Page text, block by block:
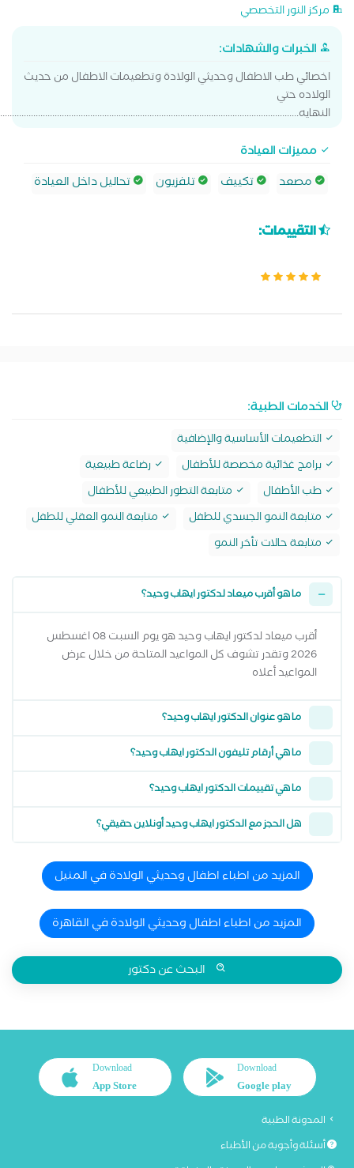
مركز النور التخصصي
الخبرات والشهادات:
اخصائي طب الاطفال وحديثي الولادة وتطعيمات الاطفال من حديث
الولاده حتي
مميزات العيادة
مصعد
تكييف تلفزيون تحاليل داخل العيادة
التقييمات:
الخدمات الطبية:
التطعيمات الأساسية والإضافية
برامج غذائية مخصصة للأطفال
رضاعة طبيعية
طب الأطفال
متابعة التطور الطبيعي للأطفال
متابعة النمو الجسدي للطفل
متابعة النمو العقلي للطفل
متابعة حالات تأخر النمو
ما هو أقرب ميعاد لدكتور ايهاب وحيد؟
أقرب ميعاد لدكتور ايهاب وحيد هو يوم السبت 08 اغسطس
2026 وتقدر تشوف كل المواعيد المتاحة من خلال عرض
المواعيد أعلاه
ما هو عنوان الدكتور ايهاب وحيد؟
ما هي أرقام تليفون الدكتور ايهاب وحيد؟
ما هي تقييمات الدكتور ايهاب وحيد؟
هل الحجز مع الدكتور ايهاب وحيد أونلاين حقيقي؟
المزيد من اطباء اطفال وحديثي الولادة في المنيل
المزيد من اطباء اطفال وحديثي الولادة في القاهرة
البحث عن دكتور
Download
Google play
Download
App Store
المدونة الطبية
أسئلة وأجوبة من الأطباء